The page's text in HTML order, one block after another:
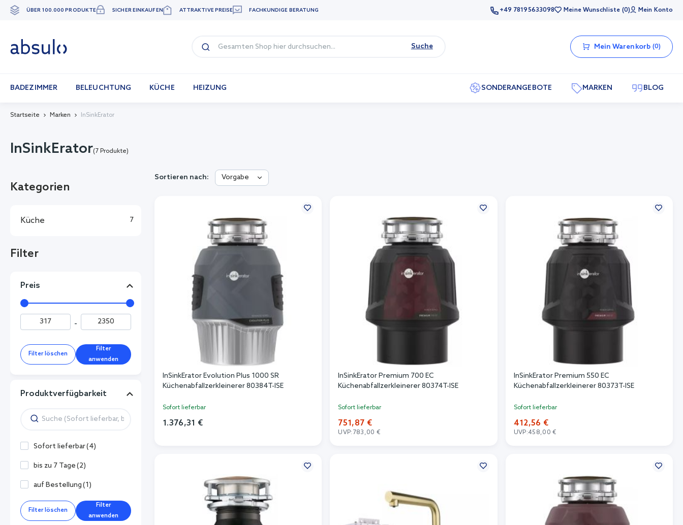
Zum
ÜBER 100.000 PRODUKTE SICHER EINKAUFEN ATTRAKTIVE PREISE FACHKUNDIGE BERATUNG +49 78195633098 Meine Wunschliste 0 Mein Konto
Suche Mein Warenkorb 0
BADEZIMMER BELEUCHTUNG KÜCHE HEIZUNG SONDERANGEBOTE MARKEN BLOG
Startseite Marken InSinkErator
InSinkErator(7 Produkte)
Sortieren nach: Vorgabe
InSinkErator Evolution Plus 1000 SR
Küchenabfallzerkleinerer 80384T-ISE
Sofort lieferbar
1.376,31 €
InSinkErator Premium 700 EC
Küchenabfallzerkleinerer 80374T-ISE
Sofort lieferbar
751,87 €
UVP: 783,00 €
InSinkErator Premium 550 EC
Küchenabfallzerkleinerer 80373T-ISE
Sofort lieferbar
412,56 €
UVP:458,00 €
Kategorien
Küche 7
Filter
Preis
-
Filter löschen
Filter
anwenden
Produktverfügbarkeit
Sofort lieferbar(4)
bis zu 7 Tage(2)
auf Bestellung(1)
Filter löschen
Filter
anwenden